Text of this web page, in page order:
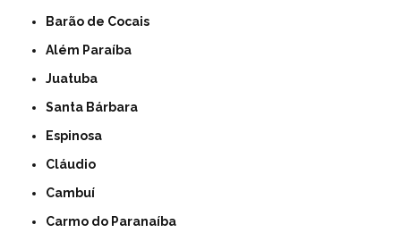
Barão de Cocais
Além Paraíba
Juatuba
Santa Bárbara
Espinosa
Cláudio
Cambuí
Carmo do Paranaíba